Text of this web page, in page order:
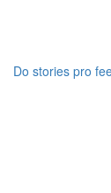
Do stories pro